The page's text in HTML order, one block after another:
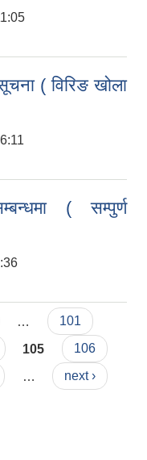
( विरिङ खोला
( सम्पुर्ण
101
105
106
next ›